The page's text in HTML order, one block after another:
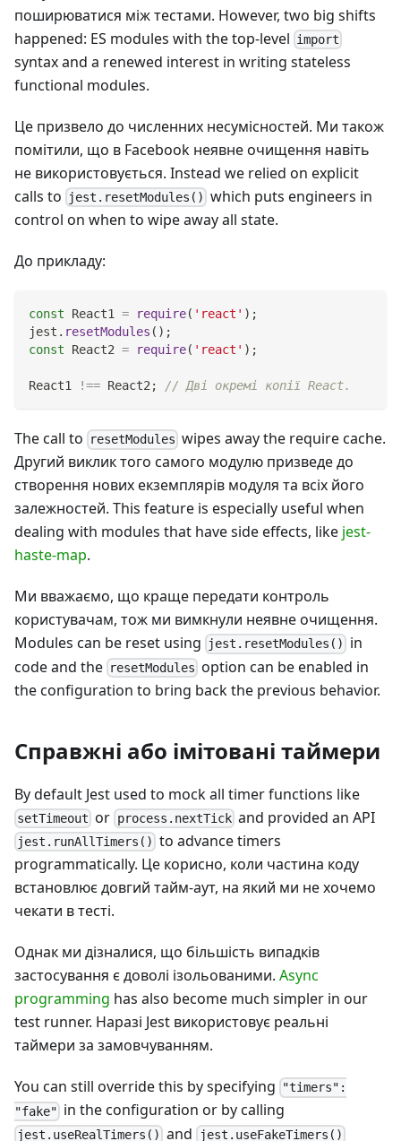
поширюватися між тестами. However, two big shifts
happened: ES modules with the top-level import
syntax and a renewed interest in writing stateless
functional modules.
Це призвело до численних несумісностей. Ми також
помітили, що в Facebook неявне очищення навіть
не використовується. Instead we relied on explicit
calls to
jest.resetModules() which puts engineers in
control on when to wipe away all state.
До прикладу:
const React1 = require( 'react' ) ;
jest . resetModules ( ) ;
const
React2 = require( 'react' ) ;
React1 !== React2 ; // Дві окремі копії React.
The call to resetModules wipes away the require cache.
Другий виклик того самого модулю призведе до
створення нових екземплярів модуля та всіх його
залежностей. This feature is especially useful when
dealing with modules that have side effects, like jest-
haste-map.
Ми вважаємо, що краще передати контроль
користувачам, тож ми вимкнули неявне очищення.
Modules can be reset using
jest.resetModules()
in
code and the resetModules option can be enabled in
the configuration to bring back the previous behavior.
Справжні або імітовані таймери
By default Jest used to mock all timer functions like
setTimeout or process.nextTickand provided an API
jest.runAllTimers() to advance timers
programmatically. Це корисно, коли частина коду
встановлює довгий тайм-аут, на який ми не хочемо
чекати в тесті.
Однак ми дізналися, що більшість випадків
застосування є доволі ізольованими. Async
programming has also become much simpler in our
test runner. Наразі Jest використовує реальні
таймери за замовчуванням.
You can still override this by specifying
"timers":
"fake" in the configuration or by calling
jest.useRealTimers() and jest.useFakeTimers()